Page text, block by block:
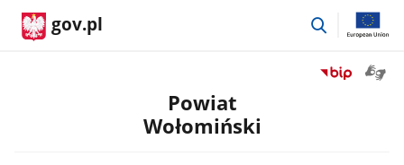
gov.pl
przejdź
Przejdź
Powiat
Wołomiński